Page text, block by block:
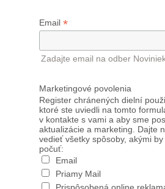
Email *
Zadajte email na odber
Marketingové povolenia
Register chránených dielní
ktoré ste uviedli na tomto
v kontakte s vami a aby sme
aktualizácie a marketing. Dajte
vedieť všetky spôsoby, akými
počuť:
Email
Priamy Mail